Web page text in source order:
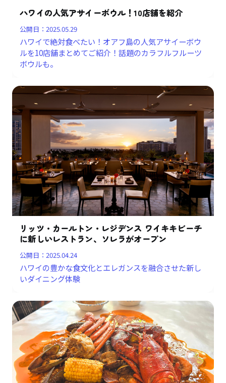
ハワイの人気アサイーボウル！10店舗を紹介
公開日：2025.05.29
ハワイで絶対食べたい！オアフ島の人気アサイーボウ
ルを10店舗まとめてご紹介！話題のカラフルフルーツ
ボウルも。
リッツ・カールトン・レジデンス ワイキキビーチ
に新しいレストラン、ソレラがオープン
公開日：2025.04.24
ハワイの豊かな食文化とエレガンスを融合させた新し
いダイニング体験